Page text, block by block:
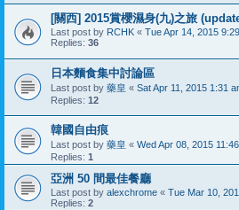
[關西] 2015賞櫻濕身(九)之旅
Last post by RCHK « Tue Apr 14, 2015
Replies: 36
日本麵食集中討論區
Last post by 藥皇 « Sat Apr 11, 2015 1:31
Replies: 12
韓國自由痕
Last post by 藥皇 « Wed Apr 08, 2015
Replies: 1
亞洲 50 間最佳餐廳
Last post by alexchrome « Tue Mar 10,
Replies: 2